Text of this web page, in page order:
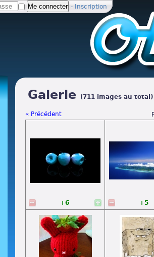
- Inscription
Galerie (711 images au total)
« Précédent
+6 +5